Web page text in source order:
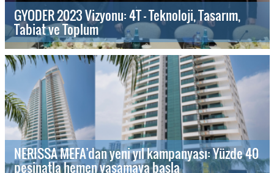
GYODER 2023 Vizyonu: 4T - Teknoloji, Tasarım,
Tabiat ve Toplum
NERISSA MEFA’dan yeni yıl kampanyası: Yüzde 40
peşinatla hemen yaşamaya başla